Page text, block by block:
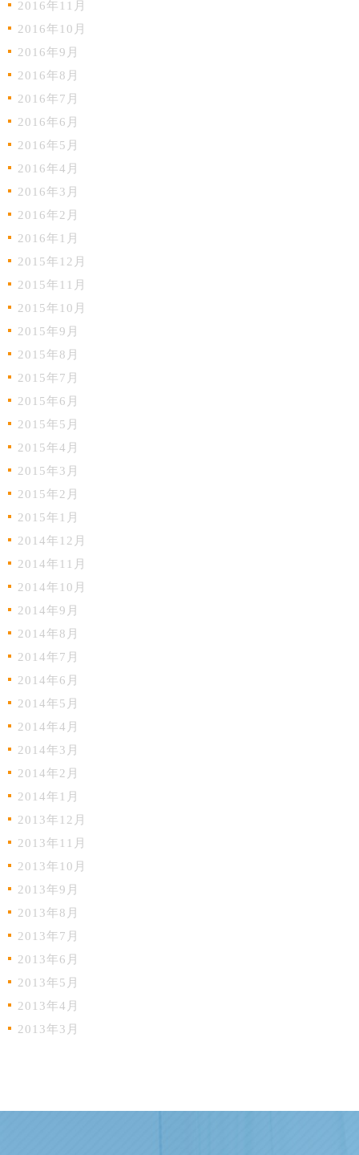
2016年11月
2016年10月
2016年9月
2016年8月
2016年7月
2016年6月
2016年5月
2016年4月
2016年3月
2016年2月
2016年1月
2015年12月
2015年11月
2015年10月
2015年9月
2015年8月
2015年7月
2015年6月
2015年5月
2015年4月
2015年3月
2015年2月
2015年1月
2014年12月
2014年11月
2014年10月
2014年9月
2014年8月
2014年7月
2014年6月
2014年5月
2014年4月
2014年3月
2014年2月
2014年1月
2013年12月
2013年11月
2013年10月
2013年9月
2013年8月
2013年7月
2013年6月
2013年5月
2013年4月
2013年3月